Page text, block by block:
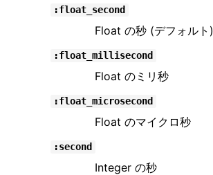
:float_second
Float の秒 (デフォルト)
:float_millisecond
Float のミリ秒
:float_microsecond
Float のマイクロ秒
:second
Integer の秒